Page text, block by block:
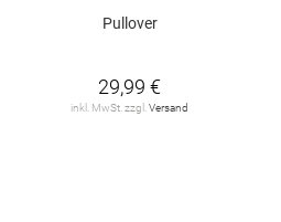
Pullover
29,99 €
inkl. MwSt. zzgl. Versand